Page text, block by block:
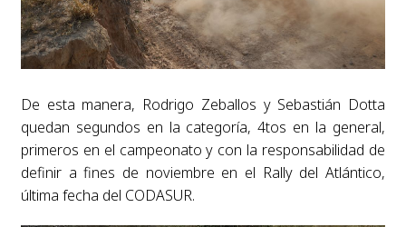
De esta manera, Rodrigo Zeballos y Sebastián Dotta
quedan segundos en la categoría, 4tos en la general,
primeros en el campeonato y con la responsabilidad de
definir a fines de noviembre en el Rally del Atlántico,
última fecha del CODASUR.